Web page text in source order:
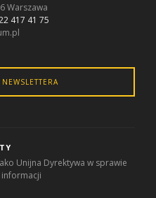
Warszawa
417 41 75
Unijna Dyrektywa w sprawie
informacji